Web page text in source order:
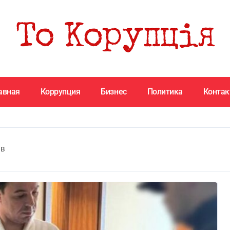
Коррупция Бизнес Политика